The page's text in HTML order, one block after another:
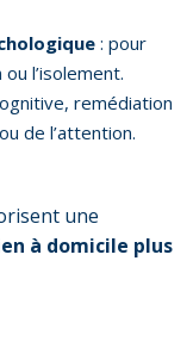
: pour
l’isolement.
remédiation
de l’attention.
une
à domicile plus